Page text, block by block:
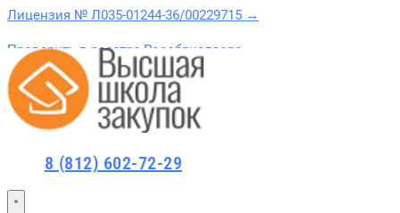
Лицензия № Л035-01244-36/00229715 →
Проверить в реестре Рособрнадзора →
Все курсы 44-ФЗ и 223-ФЗ
Курсы по 223-ФЗ
8 (812) 602-72-29